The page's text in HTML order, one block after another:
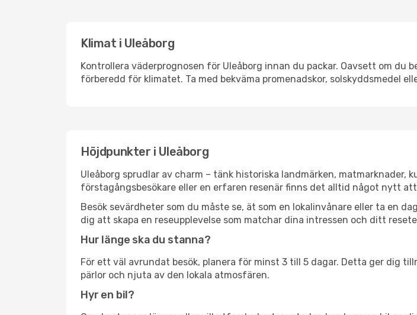
Klimat i Uleåborg
Kontrollera väderprognosen för Uleåborg innan du packar. Oavsett om
förberedd för klimatet. Ta med bekväma promenadskor, solskyddsmedel
Höjdpunkter i Uleåborg
Uleåborg sprudlar av charm – tänk historiska landmärken,
förstagångsbesökare eller en erfaren resenär finns det alltid något nytt
Besök sevärdheter som du måste se, ät som en lokalinvånare eller ta en
dig att skapa en reseupplevelse som matchar dina intressen och ditt
Hur länge ska du stanna?
För ett väl avrundat besök, planera för minst 3 till 5 dagar. Detta ger dig
pärlor och njuta av den lokala atmosfären.
Hyr en bil?